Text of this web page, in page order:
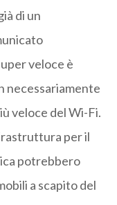
di un
veloce è
necessariamente
veloce del Wi-Fi.
per il
potrebbero
a scapito del